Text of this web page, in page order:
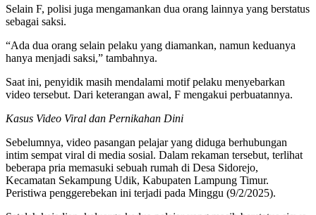
Selain F, polisi juga mengamankan dua orang lainnya yang berstatus
sebagai saksi.
“Ada dua orang selain pelaku yang diamankan, namun keduanya
hanya menjadi saksi,” tambahnya.
Saat ini, penyidik masih mendalami motif pelaku menyebarkan
video tersebut. Dari keterangan awal, F mengakui perbuatannya.
Kasus Video Viral dan Pernikahan Dini
Sebelumnya, video pasangan pelajar yang diduga berhubungan
intim sempat viral di media sosial. Dalam rekaman tersebut, terlihat
beberapa pria memasuki sebuah rumah di Desa Sidorejo,
Kecamatan Sekampung Udik, Kabupaten Lampung Timur.
Peristiwa penggerebekan ini terjadi pada Minggu (9/2/2025).